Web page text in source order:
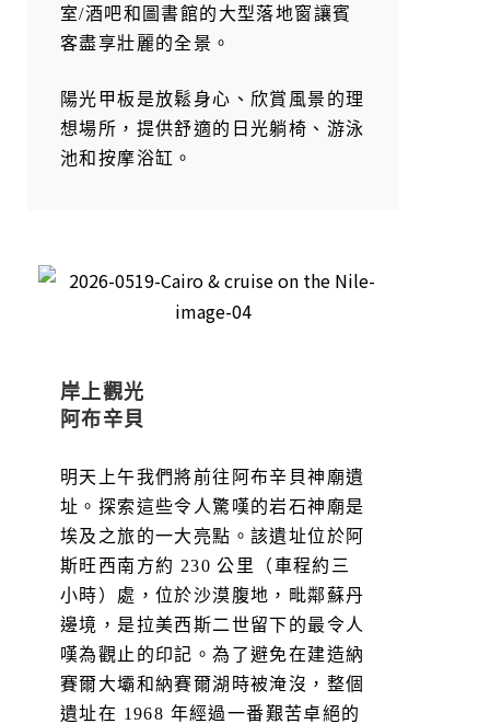
室/酒吧和圖書館的大型落地窗讓賓
客盡享壯麗的全景。
陽光甲板是放鬆身心、欣賞風景的理
想場所，提供舒適的日光躺椅、游泳
池和按摩浴缸。
岸上觀光
阿布辛貝
明天上午我們將前往阿布辛貝神廟遺
址。探索這些令人驚嘆的岩石神廟是
埃及之旅的一大亮點。該遺址位於阿
斯旺西南方約 230 公里（車程約三
小時）處，位於沙漠腹地，毗鄰蘇丹
邊境，是拉美西斯二世留下的最令人
嘆為觀止的印記。為了避免在建造納
賽爾大壩和納賽爾湖時被淹沒，整個
遺址在 1968 年經過一番艱苦卓絕的